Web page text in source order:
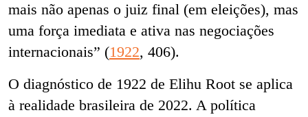
mais não apenas o juiz final (em eleições), mas
uma força imediata e ativa nas negociações
internacionais” (1922, 406).
O diagnóstico de 1922 de Elihu Root se aplica
à realidade brasileira de 2022. A política